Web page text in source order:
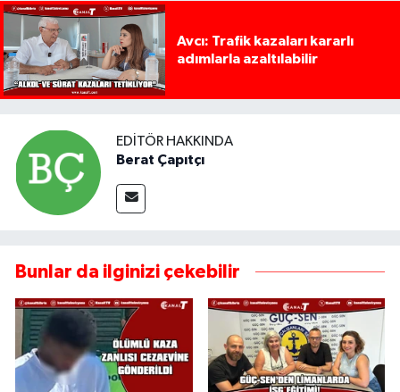
Avcı: Trafik kazaları kararlı
adımlarla azaltılabilir
EDITÖR HAKKINDA
Berat Çapıtçı
Bunlar da ilginizi çekebilir